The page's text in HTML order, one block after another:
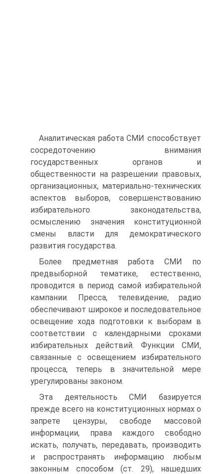
Аналитическая работа СМИ способствует
сосредоточению внимания
государственных органов и
общественности на разрешении правовых,
организационных, материально-технических
аспектов выборов, совершенствованию
избирательного законодательства,
осмыслению значения конституционной
смены власти для демократического
развития государства.
Более предметная работа СМИ по
предвыборной тематике, естественно,
проводится в период самой избирательной
кампании. Пресса, телевидение, радио
обеспечивают широкое и последовательное
освещение хода подготовки к выборам в
соответствии с календарными сроками
избирательных действий. Функции СМИ,
связанные с освещением избирательного
процесса, теперь в значительной мере
урегулированы законом.
Эта деятельность СМИ базируется
прежде всего на конституционных нормах о
запрете цензуры, свободе массовой
информации, права каждого свободно
искать, получать, передавать, производить
и распространять информацию любым
законным способом (ст. 29), нашедших